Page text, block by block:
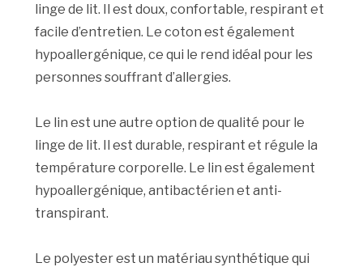
linge de lit. Il est doux, confortable, respirant et
facile d’entretien. Le coton est également
hypoallergénique, ce qui le rend idéal pour les
personnes souffrant d’allergies.
Le lin est une autre option de qualité pour le
linge de lit. Il est durable, respirant et régule la
température corporelle. Le lin est également
hypoallergénique, antibactérien et anti-
transpirant.
Le polyester est un matériau synthétique qui